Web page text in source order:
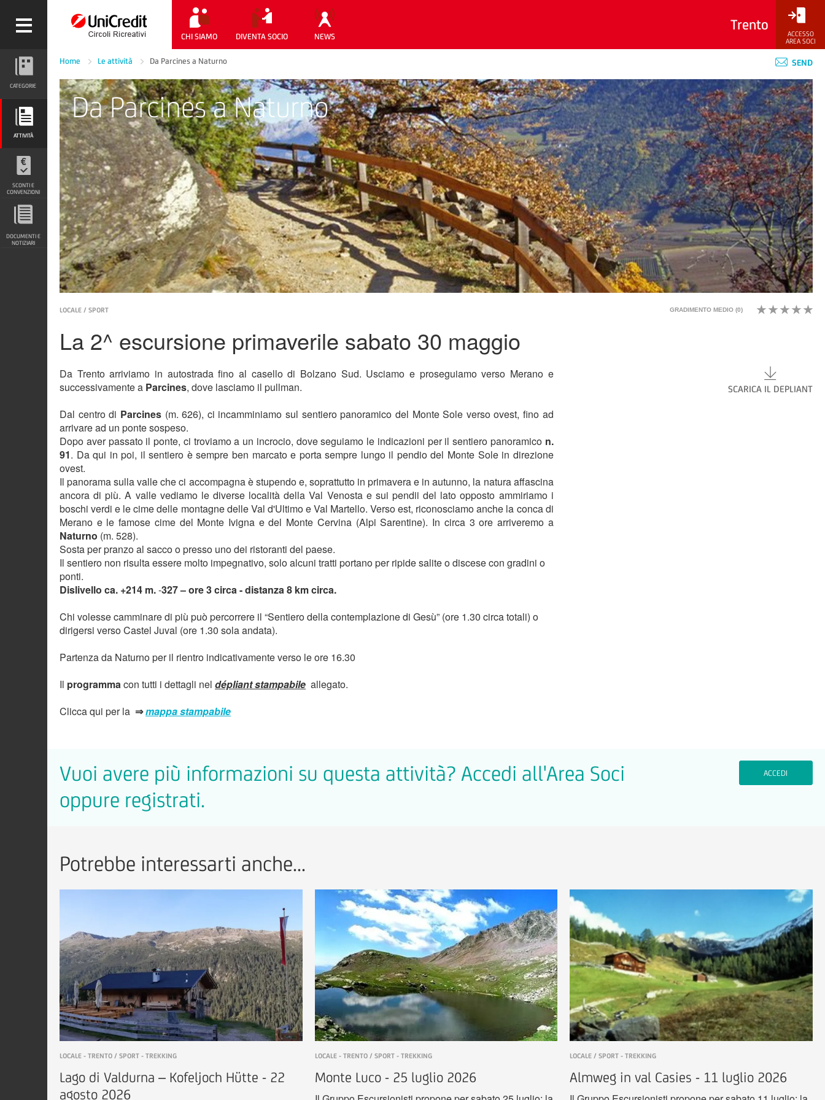
CHI SIAMO DIVENTA SOCIO NEWS
Trento
ACCESSO
AREA SOCI
CATEGORIE
ATTIVITÀ
ATTIVITÀ
SCONTI E
CONVENZIONI
SCONTI E CONVENZIONI
DOCUMENTI E
NOTIZIARI
DOCUMENTI E NOTIZIARI
Home Le attività Da Parcines a Naturno SEND
Da Parcines a Naturno
LOCALE / SPORT GRADIMENTO MEDIO (0)
La 2^ escursione primaverile sabato 30 maggio
Da Trento arriviamo in autostrada fino al casello di Bolzano Sud. Usciamo e proseguiamo verso Merano e
successivamente a Parcines, dove lasciamo il pullman.
Dal centro di Parcines(m. 626), ci incamminiamo sul sentiero panoramico del Monte Sole verso ovest, fino ad
arrivare ad un ponte sospeso.
Dopo aver passato il ponte, ci troviamo a un incrocio, dove seguiamo le indicazioni per il sentiero panoramico n.
91. Da qui in poi, il sentiero è sempre ben marcato e porta sempre lungo il pendio del Monte Sole in direzione
ovest.
Il panorama sulla valle che ci accompagna è stupendo e, soprattutto in primavera e in autunno, la natura affascina
ancora di più. A valle vediamo le diverse località della Val Venosta e sui pendii del lato opposto ammiriamo i
boschi verdi e le cime delle montagne delle Val d'Ultimo e Val Martello. Verso est, riconosciamo anche la conca di
Merano e le famose cime del Monte Ivigna e del Monte Cervina (Alpi Sarentine). In circa 3 ore arriveremo a
Naturno (m. 528).
Sosta per pranzo al sacco o presso uno dei ristoranti del paese.
Il sentiero non risulta essere molto impegnativo, solo alcuni tratti portano per ripide salite o discese con gradini o
ponti.
Dislivello ca. +214 m.-327 – ore 3 circa - distanza 8 km circa.
Chi volesse camminare di più può percorrere il “Sentiero della contemplazione di Gesù” (ore 1.30 circa totali) o
dirigersi verso Castel Juval (ore 1.30 sola andata).
Partenza da Naturno per il rientro indicativamente verso le ore 16.30
Il programmacon tutti i dettagli nel dépliant stampabile allegato.
Clicca qui per la ⇒mappa stampabile
SCARICA IL DEPLIANT
Vuoi avere più informazioni su questa attività? Accedi all'Area Soci
oppure registrati.
ACCEDI
Potrebbe interessarti anche...
LOCALE - TRENTO / SPORT - TREKKING
Lago di Valdurna – Kofeljoch Hütte - 22
agosto 2026
LOCALE - TRENTO / SPORT - TREKKING
Monte Luco - 25 luglio 2026
LOCALE / SPORT - TREKKING
Almweg in val Casies - 11 luglio 2026